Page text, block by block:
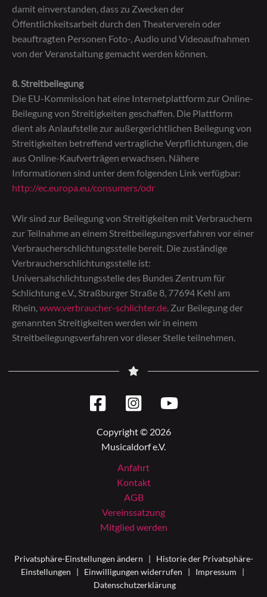
damit einverstanden, dass zu Zwecken der
Öffentlichkeitsarbeit durch den Theaterverein oder
beauftragten Personen Foto-, Audio und Videoaufnahmen
von der Veranstaltung gemacht werden können.
8. Streitbeilegung
Die EU-Kommission hat eine Internetplattform zur Online-
Beilegung von Streitigkeiten geschaffen. Die Plattform
dient als Anlaufstelle zur außergerichtlichen Beilegung von
Streitigkeiten betreffend vertragliche Verpflichtungen, die
aus Online-Kaufverträgen erwachsen. Nähere
Informationen sind unter dem folgenden Link verfügbar:
http://ec.europa.eu/consumers/odr
Wir sind zur Beilegung von Streitigkeiten mit Verbrauchern
zur Teilnahme an einem Streitbeilegungsverfahren vor einer
Verbraucherschlichtungsstelle bereit. Die zuständige
Verbraucherschlichtungsstelle ist:
Universalschlichtungsstelle des Bundes Zentrum für
Schlichtung e.V., Straßburger Straße 8, 77694 Kehl am
Rhein,www.verbraucher-schlichter.de. Zur Beilegung der
genannten Streitigkeiten werden wir in einem
Streitbeilegungsverfahren vor dieser Stelle teilnehmen. ​
Copyright © 2026
Musicaldorf e.V.
Anfahrt
Kontakt
AGB
Vereinssatzung
Mitglied werden
Privatsphäre-Einstellungen ändern | Historie der Privatsphäre-
Einstellungen | Einwilligungen widerrufen | Impressum |
Datenschutzerklärung